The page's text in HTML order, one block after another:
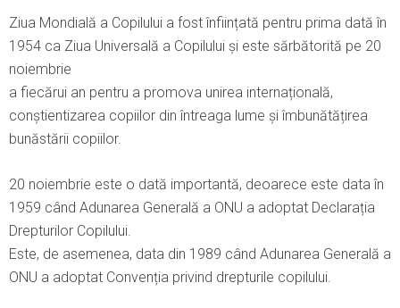
Ziua Mondială a Copilului a fost înființată pentru prima dată în
1954 ca Ziua Universală a Copilului și este sărbătorită pe 20
noiembrie
a fiecărui an pentru a promova unirea internațională,
conștientizarea copiilor din întreaga lume și îmbunătățirea
bunăstării copiilor.
20 noiembrie este o dată importantă, deoarece este data în
1959 când Adunarea Generală a ONU a adoptat Declarația
Drepturilor Copilului.
Este, de asemenea, data din 1989 când Adunarea Generală a
ONU a adoptat Convenția privind drepturile copilului.